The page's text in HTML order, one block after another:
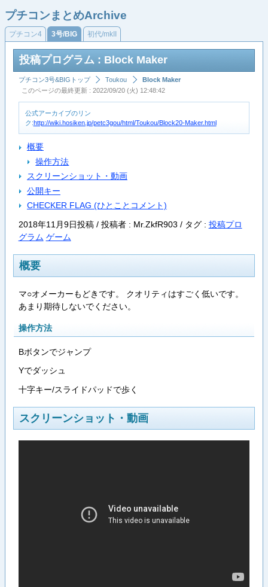
プチコンまとめArchive
プチコン4 3号/BIG 初代/mkII
投稿プログラム : Block Maker
プチコン3号&BIGトップ Toukou
Block Maker
このページの最終更新 : 2022/09/20 (火) 12:48:42
公式アーカイブのリン
ク:http://wiki.hosiken.jp/petc3gou/html/Toukou/Block20-Maker.html
概要
操作方法
スクリーンショット・動画
公開キー
CHECKER FLAG (ひとことコメント)
2018年11月9日投稿 / 投稿者 : Mr.ZkfR903 / タグ : 投稿プロ
グラム ゲーム
概要
マ○オメーカーもどきです。 クオリティはすごく低いです。
あまり期待しないでください。
操作方法
Bボタンでジャンプ
Yでダッシュ
十字キー/スライドパッドで歩く
スクリーンショット・動画